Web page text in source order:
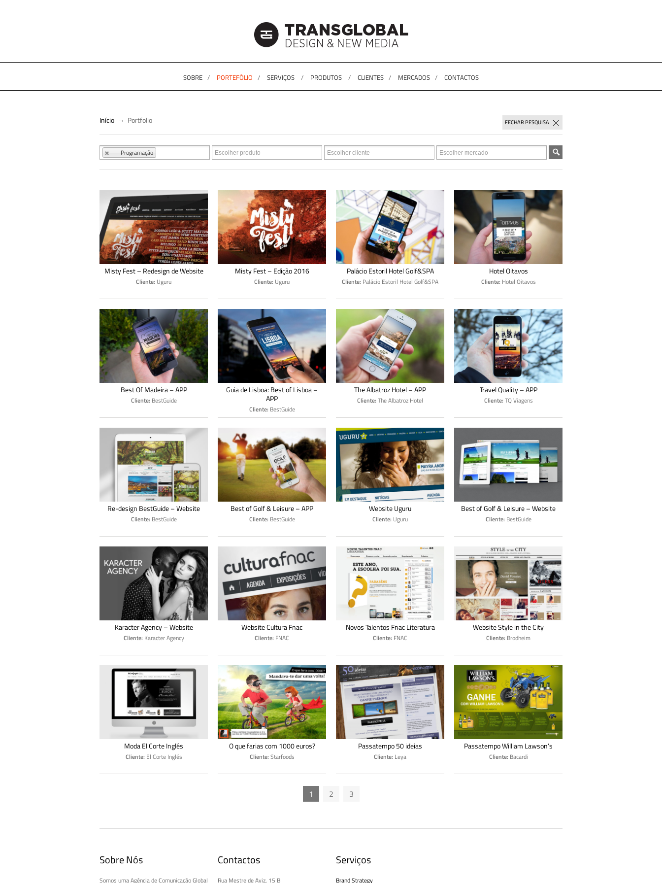
SOBRE PORTEFÓLIO SERVIÇOS PRODUTOS CLIENTES MERCADOS CONTACTOS
Início Portfolio FECHAR PESQUISA
Programação
Misty Fest – Redesign de Website
Cliente: Uguru
Misty Fest – Edição 2016
Cliente: Uguru
Palácio Estoril Hotel Golf&SPA
Cliente: Palácio Estoril Hotel Golf&SPA
Hotel Oitavos
Cliente: Hotel Oitavos
Best Of Madeira – APP
Cliente: BestGuide
Guia de Lisboa: Best of Lisboa –
APP
Cliente: BestGuide
The Albatroz Hotel – APP
Cliente: The Albatroz Hotel
Travel Quality – APP
Cliente: TQ Viagens
Re-design BestGuide – Website
Cliente: BestGuide
Best of Golf & Leisure – APP
Cliente: BestGuide
Website Uguru
Cliente: Uguru
Best of Golf & Leisure – Website
Cliente: BestGuide
Karacter Agency – Website
Cliente: Karacter Agency
Website Cultura Fnac
Cliente: FNAC
Novos Talentos Fnac Literatura
Cliente: FNAC
Website Style in the City
Cliente: Brodheim
Moda El Corte Inglés
Cliente: El Corte Inglés
O que farias com 1000 euros?
Cliente: Starfoods
Passatempo 50 ideias
Cliente: Leya
Passatempo William Lawson’s
Cliente: Bacardi
1 2 3
Sobre Nós
Somos uma Agência de Comunicação Global
Contactos
Rua Mestre de Aviz, 15 B
Serviços
Brand Strategy